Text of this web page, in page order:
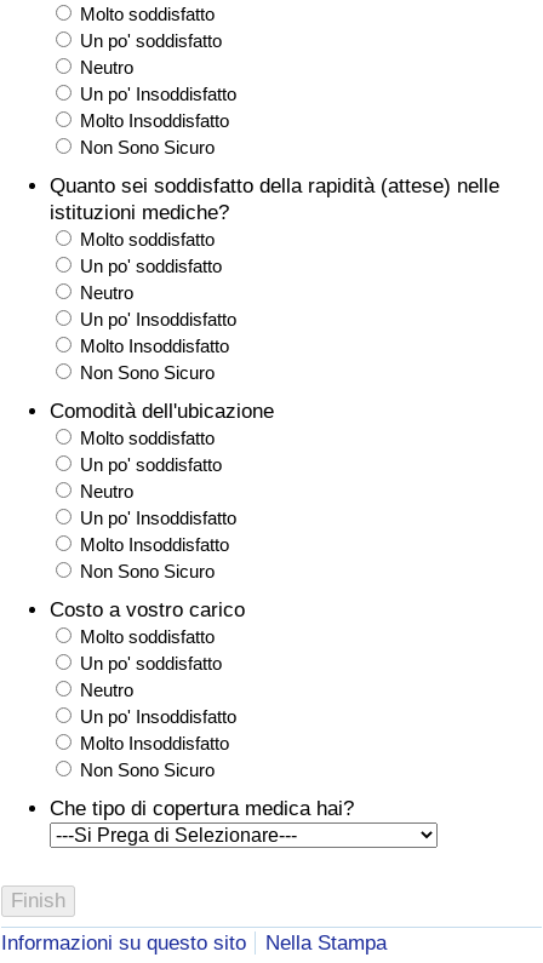
Molto soddisfatto
Un po' soddisfatto
Neutro
Un po' Insoddisfatto
Molto Insoddisfatto
Non Sono Sicuro
Quanto sei soddisfatto della rapidità (attese) nelle
istituzioni mediche?
Molto soddisfatto
Un po' soddisfatto
Neutro
Un po' Insoddisfatto
Molto Insoddisfatto
Non Sono Sicuro
Comodità dell'ubicazione
Molto soddisfatto
Un po' soddisfatto
Neutro
Un po' Insoddisfatto
Molto Insoddisfatto
Non Sono Sicuro
Costo a vostro carico
Molto soddisfatto
Un po' soddisfatto
Neutro
Un po' Insoddisfatto
Molto Insoddisfatto
Non Sono Sicuro
Che tipo di copertura medica hai?
Informazioni su questo sito Nella Stampa
Indice del traffico (Corrente)
Indice del traffico per Nazione